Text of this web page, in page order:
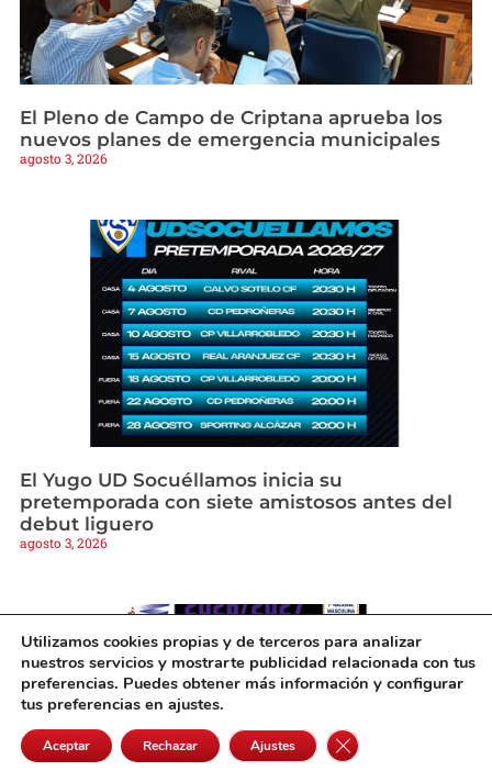
El Pleno de Campo de Criptana aprueba los
nuevos planes de emergencia municipales
agosto 3, 2026
El Yugo UD Socuéllamos inicia su
pretemporada con siete amistosos antes del
debut liguero
agosto 3, 2026
Utilizamos cookies propias y de terceros para analizar
nuestros servicios y mostrarte publicidad relacionada con tus
preferencias. Puedes obtener más información y configurar
tus preferencias en ajustes.
Aceptar Rechazar Ajustes Cerrar el banner de